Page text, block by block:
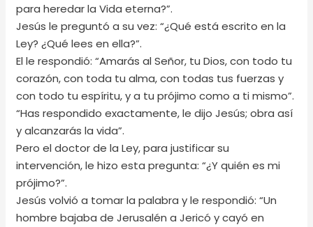
para heredar la Vida eterna?”.
Jesús le preguntó a su vez: “¿Qué está escrito en la
Ley? ¿Qué lees en ella?”.
El le respondió: “Amarás al Señor, tu Dios, con todo tu
corazón, con toda tu alma, con todas tus fuerzas y
con todo tu espíritu, y a tu prójimo como a ti mismo”.
“Has respondido exactamente, le dijo Jesús; obra así
y alcanzarás la vida”.
Pero el doctor de la Ley, para justificar su
intervención, le hizo esta pregunta: “¿Y quién es mi
prójimo?”.
Jesús volvió a tomar la palabra y le respondió: “Un
hombre bajaba de Jerusalén a Jericó y cayó en